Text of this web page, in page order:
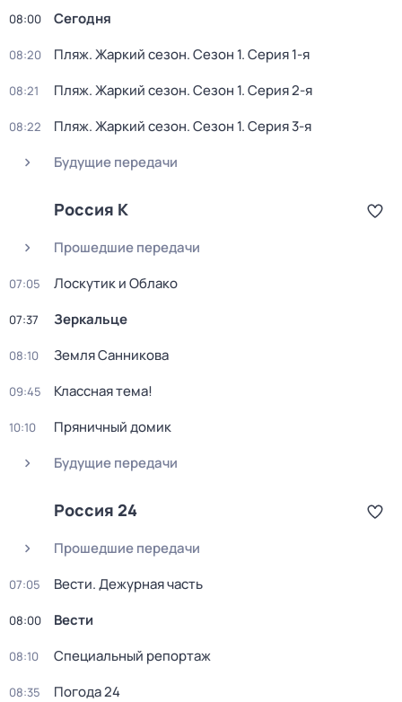
08:00 Сегодня
08:20 Пляж. Жаркий сезон. Сезон 1. Серия 1-я
08:21 Пляж. Жаркий сезон. Сезон 1. Серия 2-я
08:22 Пляж. Жаркий сезон. Сезон 1. Серия 3-я
Будущие передачи
Россия К
Прошедшие передачи
07:05 Лоскутик и Облако
07:37 Зеркальце
08:10 Земля Санникова
09:45 Классная тема!
10:10
Пряничный домик
Будущие передачи
Россия 24
Прошедшие передачи
07:05 Вести. Дежурная часть
08:00 Вести
08:10 Специальный репортаж
08:35 Погода 24